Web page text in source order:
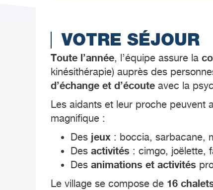
VOTRE SÉJOUR
Toute l’année, l’équipe assure la
kinésithérapie) auprès des
d’échange et d’écoute avec la
Les aidants et leur proche peuvent
magnifique :
Des jeux : boccia, sarbacane,
Des activités : cimgo, joëlette,
Des animations et activités
Le village se compose de 16